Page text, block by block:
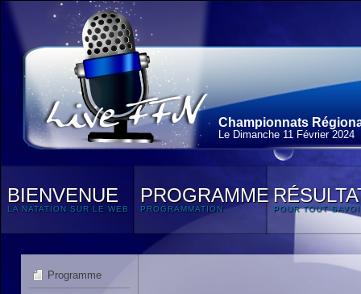
Championnats
Le Dimanche 11 Février 2024
BIENVENUE
LA NATATION SUR LE WEB
PROGRAMME
PROGRAMMATION POUR TOUT
Programme